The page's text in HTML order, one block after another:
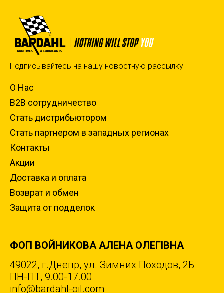
Подписывайтесь на нашу новостную рассылку
О Нас
B2B сотрудничество
Стать дистрибьютором
Стать партнером в западных регионах
Контакты
Акции
Доставка и оплата
Возврат и обмен
Защита от подделок
ФОП ВОЙНИКОВА АЛЕНА ОЛЕГІВНА
49022, г.Днепр, ул. Зимних Походов, 2Б
ПН-ПТ, 9.00-17.00
info@bardahl-oil.com